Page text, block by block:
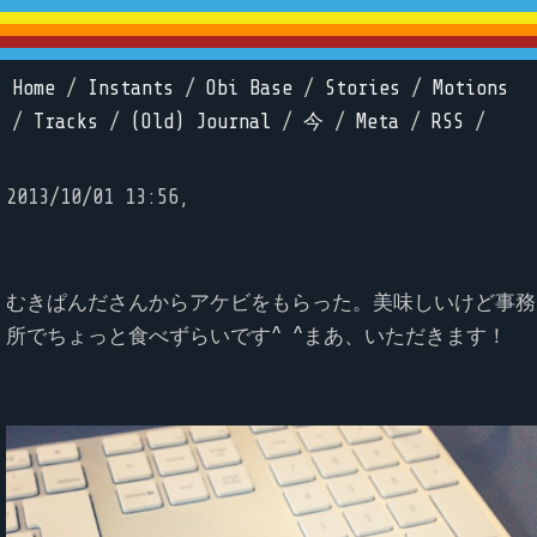
Home / Instants / Obi Base / Stories /
Motions
/ Tracks / (Old) Journal / 今 / Meta / RSS /
2013/10/01 13:56,
むきぱんださんからアケビをもらった。美味しいけど事務
所でちょっと食べずらいです^ ^まあ、いただきます！